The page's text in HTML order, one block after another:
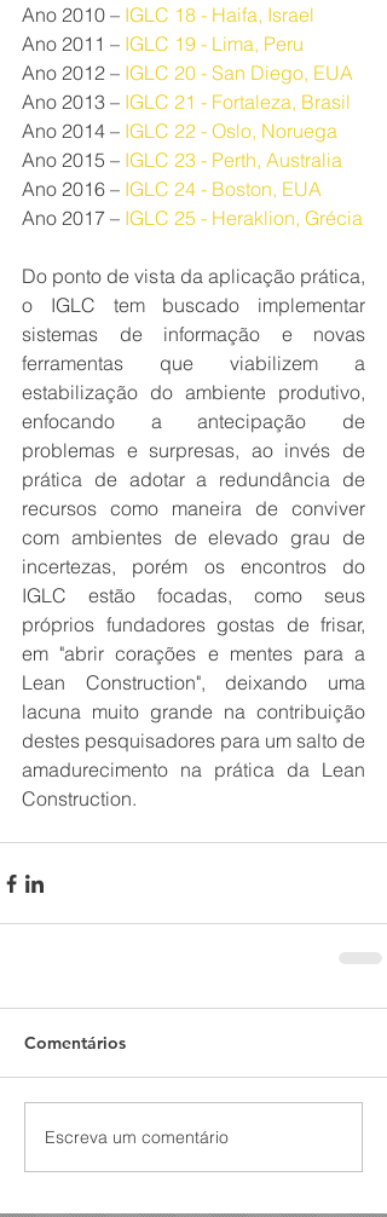
Ano 2010 – IGLC 18 - Haifa, Israel
Ano 2011 – IGLC 19 - Lima, Peru
Ano 2012 – IGLC 20 - San Diego, EUA
Ano 2013 – IGLC 21 - Fortaleza, Brasil
Ano 2014 – IGLC 22 - Oslo, Noruega
Ano 2015 – IGLC 23 - Perth, Australia
Ano 2016 – IGLC 24 - Boston, EUA
Ano 2017 – IGLC 25 - Heraklion, Grécia
Do ponto de vista da aplicação prática,
o IGLC tem buscado implementar
sistemas de informação e novas
ferramentas que viabilizem a
estabilização do ambiente produtivo,
enfocando a antecipação de
problemas e surpresas, ao invés de
prática de adotar a redundância de
recursos como maneira de conviver
com ambientes de elevado grau de
incertezas, porém os encontros do
IGLC estão focadas, como seus
próprios fundadores gostas de frisar,
em "abrir corações e mentes para a
Lean Construction", deixando uma
lacuna muito grande na contribuição
destes pesquisadores para um salto de
amadurecimento na prática da Lean
Construction.
Comentários
Escreva um comentário